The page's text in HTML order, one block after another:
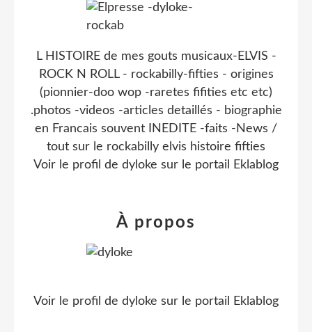
L HISTOIRE de mes gouts musicaux-ELVIS -
ROCK N ROLL - rockabilly-fifties - origines
(pionnier-doo wop -raretes fifities etc etc)
.photos -videos -articles detaillés - biographie
en Francais souvent INEDITE -faits -News /
tout sur le rockabilly elvis histoire fifties
Voir le profil de dyloke sur le portail Eklablog
À propos
Voir le profil de dyloke sur le portail Eklablog